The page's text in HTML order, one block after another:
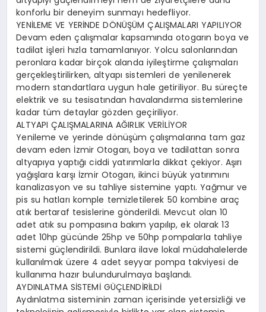
konforlu bir deneyim sunmayı hedefliyor.
YENİLEME VE YERİNDE DÖNÜŞÜM ÇALIŞMALARI YAPILIYOR
Devam eden çalışmalar kapsamında otogarın boya ve
tadilat işleri hızla tamamlanıyor. Yolcu salonlarından
peronlara kadar birçok alanda iyileştirme çalışmaları
gerçekleştirilirken, altyapı sistemleri de yenilenerek
modern standartlara uygun hale getiriliyor. Bu süreçte
elektrik ve su tesisatından havalandırma sistemlerine
kadar tüm detaylar gözden geçiriliyor.
ALTYAPI ÇALIŞMALARINA AĞIRLIK VERİLİYOR
Yenileme ve yerinde dönüşüm çalışmalarına tam gaz
devam eden İzmir Otogarı, boya ve tadilattan sonra
altyapıya yaptığı ciddi yatırımlarla dikkat çekiyor. Aşırı
yağışlara karşı İzmir Otogarı, ikinci büyük yatırımını
kanalizasyon ve su tahliye sistemine yaptı. Yağmur ve
pis su hatları komple temizletilerek 50 kombine araç
atık bertaraf tesislerine gönderildi. Mevcut olan 10
adet atık su pompasına bakım yapılıp, ek olarak 13
adet 10hp gücünde 25hp ve 50hp pompalarla tahliye
sistemi güçlendirildi. Bunlara ilave lokal müdahalelerde
kullanılmak üzere 4 adet seyyar pompa takviyesi de
kullanıma hazır bulundurulmaya başlandı.
AYDINLATMA SİSTEMİ GÜÇLENDİRİLDİ
Aydınlatma sisteminin zaman içerisinde yetersizliği ve